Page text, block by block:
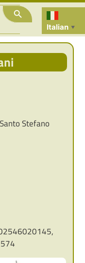
Search Button
Italian ▼
Stefano